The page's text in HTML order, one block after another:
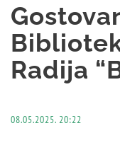
Radija
08.05.2025. 20:22